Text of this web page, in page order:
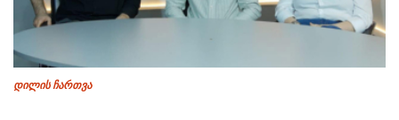
დილის ჩართვა